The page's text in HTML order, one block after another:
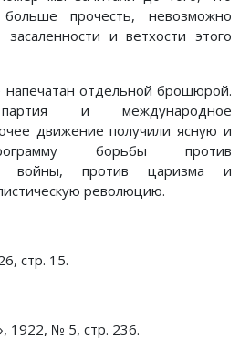
прочесть, невозможно
и ветхости этого
отдельной брошюрой.
партия и международное
движение получили ясную и
борьбы против
войны, против царизма и
революцию.
стр. 15.
1922, № 5, стр. 236.